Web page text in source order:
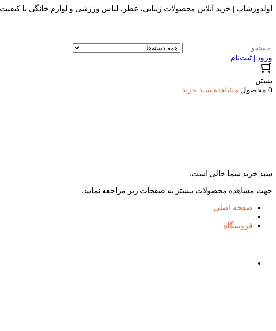
اولدوزشاپ | خرید آنلاین محصولات زیبایی، عطر، لباس ورزشی و لوازم خانگی با کیفیت
ورود | ثبت‌نام
بستن
0 محصول
مشاهده سبد خرید
سبد خرید شما خالی است.
جهت مشاهده محصولات بیشتر به صفحات زیر مراجعه نمایید.
صفحه اصلی
فروشگاه